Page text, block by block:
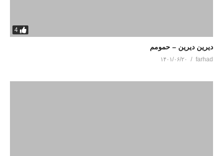
4
دیرین دیرین – حمومم
farhad ۱۴۰۱/۰۶/۲۰